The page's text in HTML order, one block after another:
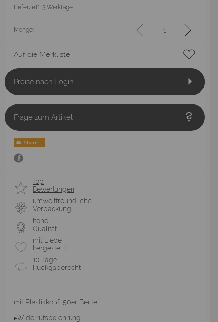
Lieferzeit*: 3 Werktage
Menge:
Auf die Merkliste
Preise nach Login
Frage zum Artikel
Top
Bewertungen
umweltfreundliche
Verpackung
hohe
Qualität
mit Liebe
hergestellt
10 Tage
Rückgaberecht
mit Plastikkopf, 50er Beutel
▸Widerrufsbelehrung